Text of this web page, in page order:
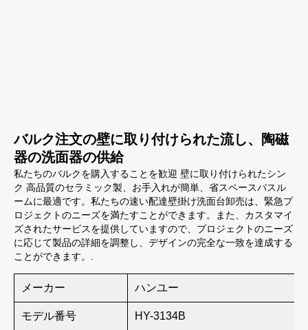
バルク注文の壁に取り付けられた流し、陶磁
器の洗面器の供給
私たちのバルクを購入することを歓迎 壁に取り付けられたシン
ク 高品質のセラミック製、お手入れが簡単、省スペースバスル
ームに最適です。私たちの速い配達壁掛け洗面台卸売は、緊急プ
ロジェクトのニーズを満たすことができます。また、カスタマイ
ズされたサービスを提供していますので、プロジェクトのニーズ
に応じて製品の詳細を調整し、デザインの完全な一致を達成する
ことができます。.
メーカー ハンユー
モデル番号 HY-3134B